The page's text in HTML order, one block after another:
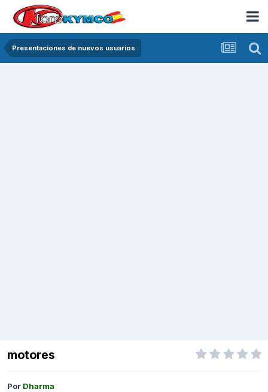
Presentaciones de nuevos usuarios
motores
Por Dharma